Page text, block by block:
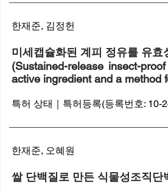
​한재준, 김정헌
미세캡슐화된 계피 정유를 유
(Sustained-release insect-
active ingredient and a method
특허 상태｜특허등록(등록번호:
한재준, 오혜원
쌀 단백질로 만든 식물성조직단